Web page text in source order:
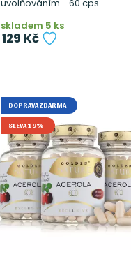
uvolňováním - 60 cps.
skladem 5 ks
129 Kč
DOPRAVA ZDARMA
SLEVA 19%